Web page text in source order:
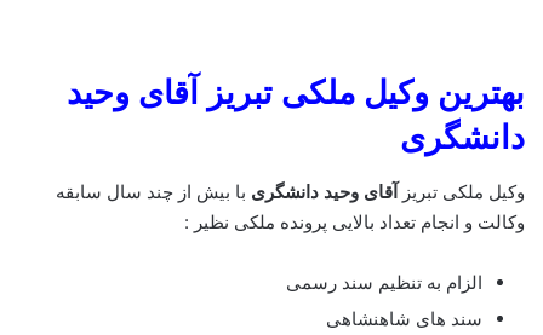
بهترین وکیل ملکی تبریز آقای وحید
دانشگری
وکیل ملکی تبریزآقای وحید دانشگری با بیش از چند سال سابقه
وکالت و انجام تعداد بالایی پرونده ملکی نظیر :
الزام به تنظیم سند رسمی
سند های شاهنشاهی